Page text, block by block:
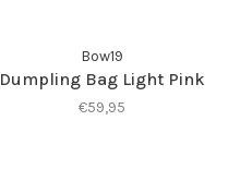
Bow19
Dumpling Bag Light Pink
€59,95